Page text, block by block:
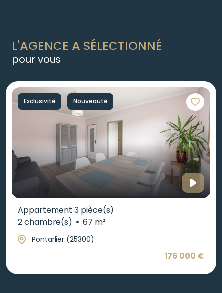
L'AGENCE A SÉLECTIONNÉ
pour vous
Exclusivité Nouveauté
Appartement 3 pièce(s)
2 chambre(s)
67 m²
Pontarlier (25300)
176 000 €